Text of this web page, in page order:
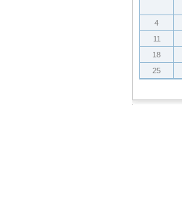
4
11
18
25